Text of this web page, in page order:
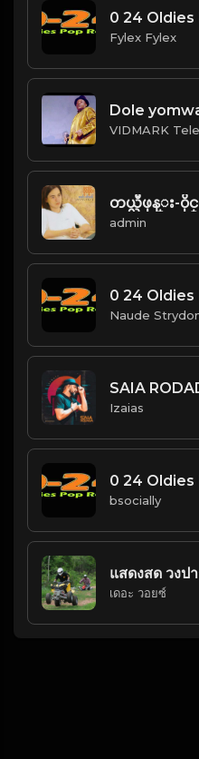
0 24 Oldies
Fylex Fylex
VIDMARK
တယ္လီဖုန္း-၀ို
admin
0 24 Oldies
Naude
Izaias
0 24 Oldies
bsocially
แสดงสด วงป
เดอะ วอยซ์